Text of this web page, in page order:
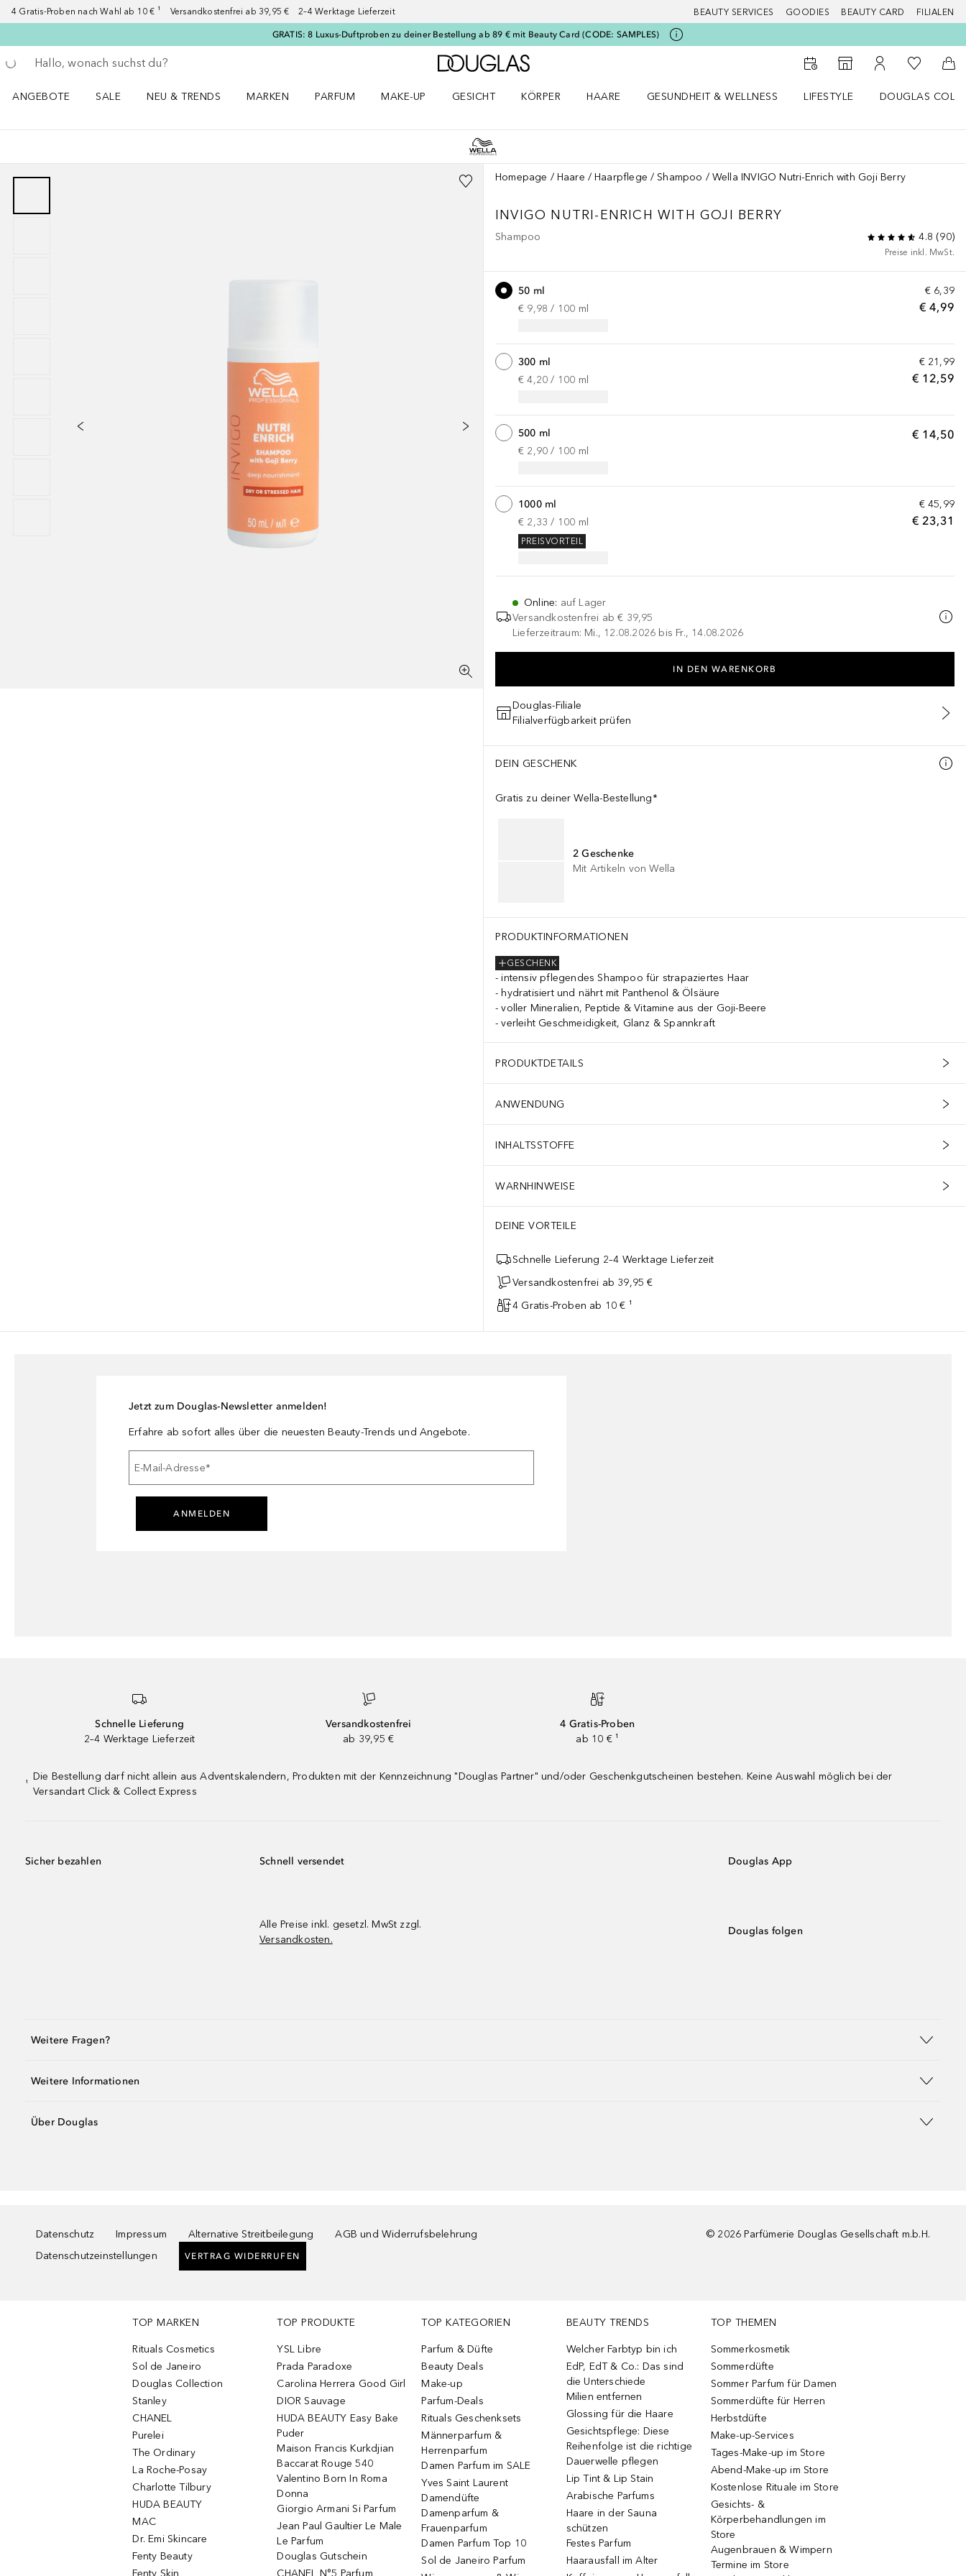
4 Gratis-Proben nach Wahl ab 10 € ¹ Versandkostenfrei ab 39,95 € 2–4 Werktage Lieferzeit BEAUTY SERVICES GOODIES BEAUTY CARD FILIALEN
GRATIS: 8 Luxus-Duftproben zu deiner Bestellung ab 89 € mit Beauty Card (CODE: SAMPLES)
Gehe zurück
Suche ausführen
Zur Douglas Startseite
Zum Storefinder
Zu Meinem
Zu Meiner
ANGEBOTE
SALE
NEU & TRENDS
MARKEN
PARFUM
MAKE-UP
GESICHT
KÖRPER
HAARE
GESUNDHEIT & WELLNESS
LIFESTYLE
DOUGLAS
Homepage Haare Haarpflege Shampoo Wella INVIGO Nutri-Enrich with Goji Berry
INVIGO NUTRI-ENRICH WITH GOJI BERRY
Shampoo 4.8 (90)
Preise inkl. MwSt.
€ 6,39
€ 4,99
50 ml
€ 9,98 / 100 ml
€ 21,99
€ 12,59
300 ml
€ 4,20 / 100 ml
€ 14,50
500 ml
€ 2,90 / 100 ml
€ 45,99
€ 23,31
1000 ml
€ 2,33 / 100 ml
PREISVORTEIL
Online: auf Lager
Versandkostenfrei ab € 39,95
Lieferzeitraum: Mi., 12.08.2026 bis Fr., 14.08.2026
IN DEN WARENKORB
Douglas-Filiale
Filialverfügbarkeit prüfen
DEIN GESCHENK
Gratis zu deiner Wella-Bestellung*
2 Geschenke
Mit Artikeln von Wella
PRODUKTINFORMATIONEN
GESCHENK
intensiv pflegendes Shampoo für strapaziertes Haar
hydratisiert und nährt mit Panthenol & Ölsäure
voller Mineralien, Peptide & Vitamine aus der Goji-Beere
verleiht Geschmeidigkeit, Glanz & Spannkraft
PRODUKTDETAILS
ANWENDUNG
INHALTSSTOFFE
WARNHINWEISE
DEINE VORTEILE
Schnelle Lieferung 2–4 Werktage Lieferzeit
Versandkostenfrei ab 39,95 €
4 Gratis-Proben ab 10 € ¹
Jetzt zum Douglas-Newsletter anmelden!
Erfahre ab sofort alles über die neuesten Beauty-Trends und Angebote.
E-Mail-Adresse*
ANMELDEN
Schnelle Lieferung
2–4 Werktage Lieferzeit
Versandkostenfrei
ab 39,95 €
4 Gratis-Proben
ab 10 € ¹
¹
Die Bestellung darf nicht allein aus Adventskalendern, Produkten mit der Kennzeichnung "Douglas Partner" und/oder Geschenkgutscheinen bestehen. Keine Auswahl möglich bei der
Versandart Click & Collect Express
Sicher bezahlen Schnell versendet
Alle Preise inkl. gesetzl. MwSt zzgl.
Versandkosten.
Douglas App
Douglas folgen
Weitere Fragen?
Weitere Informationen
Über Douglas
Datenschutz Impressum Alternative Streitbeilegung
AGB und Widerrufsbelehrung
Datenschutzeinstellungen
VERTRAG WIDERRUFEN
© 2026 Parfümerie Douglas Gesellschaft m.b.H.
TOP MARKEN
Rituals Cosmetics
Sol de Janeiro
Douglas Collection
Stanley
CHANEL
Purelei
The Ordinary
La Roche-Posay
Charlotte Tilbury
HUDA BEAUTY
MAC
Dr. Emi Skincare
Fenty Beauty
Fenty Skin
TOP PRODUKTE
YSL Libre
Prada Paradoxe
Carolina Herrera Good Girl
DIOR Sauvage
HUDA BEAUTY Easy Bake
Puder
Maison Francis Kurkdjian
Baccarat Rouge 540
Valentino Born In Roma
Donna
Giorgio Armani Si Parfum
Jean Paul Gaultier Le Male
Le Parfum
Douglas Gutschein
CHANEL N°5 Parfum
TOP KATEGORIEN
Parfum & Düfte
Beauty Deals
Make-up
Parfum-Deals
Rituals Geschenksets
Männerparfum &
Herrenparfum
Damen Parfum im SALE
Yves Saint Laurent
Damendüfte
Damenparfum &
Frauenparfum
Damen Parfum Top 10
Sol de Janeiro Parfum
BEAUTY TRENDS
Welcher Farbtyp bin ich
EdP, EdT & Co.: Das sind
die Unterschiede
Milien entfernen
Glossing für die Haare
Gesichtspflege: Diese
Reihenfolge ist die richtige
Dauerwelle pflegen
Lip Tint & Lip Stain
Arabische Parfums
Haare in der Sauna
schützen
Festes Parfum
Haarausfall im Alter
TOP THEMEN
Sommerkosmetik
Sommerdüfte
Sommer Parfum für Damen
Sommerdüfte für Herren
Herbstdüfte
Make-up-Services
Tages-Make-up im Store
Abend-Make-up im Store
Kostenlose Rituale im Store
Gesichts- &
Körperbehandlungen im
Store
Augenbrauen & Wimpern
Termine im Store